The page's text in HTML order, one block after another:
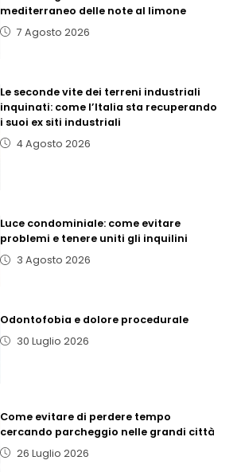
mediterraneo delle note al limone
7 Agosto 2026
Le seconde vite dei terreni industriali
inquinati: come l’Italia sta recuperando
i suoi ex siti industriali
4 Agosto 2026
Luce condominiale: come evitare
problemi e tenere uniti gli inquilini
3 Agosto 2026
Odontofobia e dolore procedurale
30 Luglio 2026
Come evitare di perdere tempo
cercando parcheggio nelle grandi città
26 Luglio 2026